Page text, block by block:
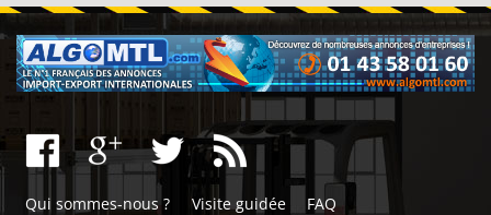
Qui sommes-nous ? Visite guidée FAQ